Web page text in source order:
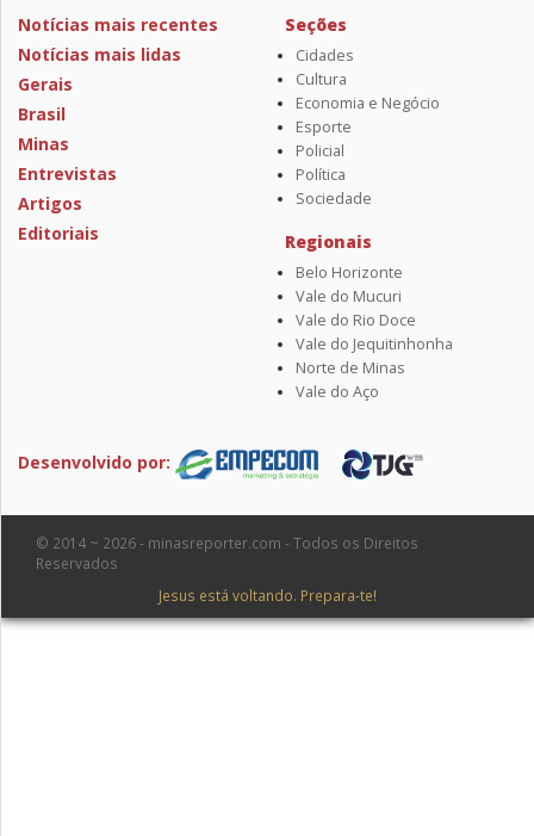
Notícias mais recentes
Notícias mais lidas
Gerais
Brasil
Minas
Entrevistas
Artigos
Editoriais
Seções
Cidades
Cultura
Economia e Negócio
Esporte
Policial
Política
Sociedade
Regionais
Belo Horizonte
Vale do Mucuri
Vale do Rio Doce
Vale do Jequitinhonha
Norte de Minas
Vale do Aço
Desenvolvido por:
© 2014 ~ 2026 - minasreporter.com - Todos os Direitos
Reservados
Jesus está voltando. Prepara-te!